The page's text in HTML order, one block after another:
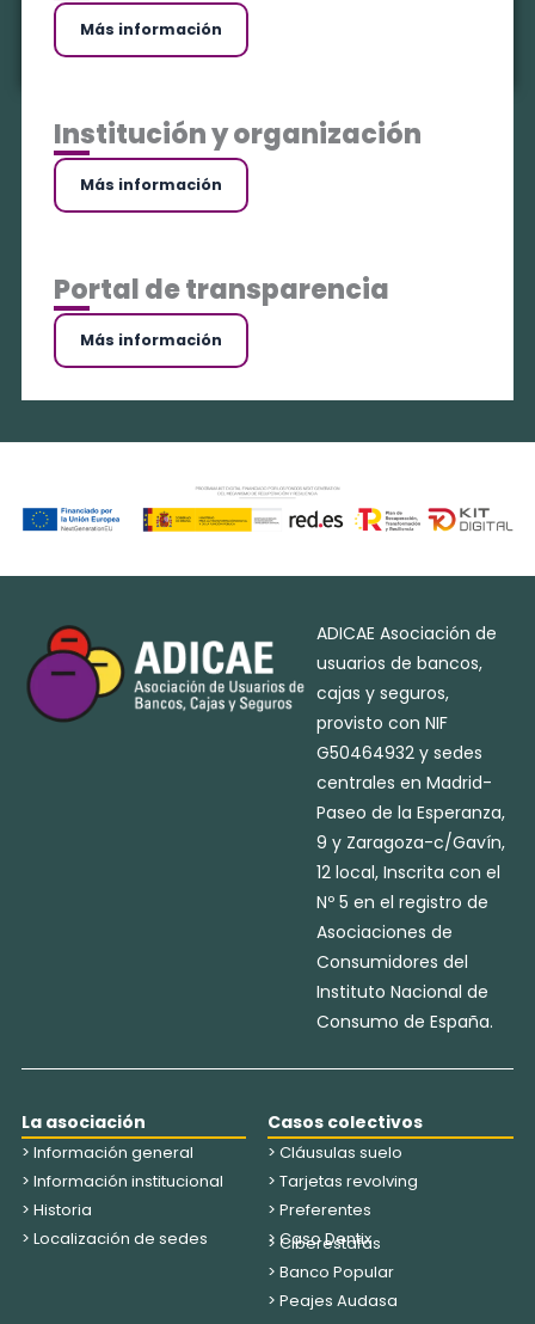
Más información
Institución y organización
Más información
Portal de transparencia
Más información
ADICAE Asociación de
usuarios de bancos,
cajas y seguros,
provisto con NIF
G50464932 y sedes
centrales en Madrid-
Paseo de la Esperanza,
9 y Zaragoza-c/Gavín,
12 local, Inscrita con el
Nº 5 en el registro de
Asociaciones de
Consumidores del
Instituto Nacional de
Consumo de España.
La asociación
> Información general
> Información institucional
> Historia
> Localización de sedes
Casos colectivos
> Cláusulas suelo
> Tarjetas revolving
> Preferentes
> Caso Dentix
> Ciberestafas
> Banco Popular
> Peajes Audasa